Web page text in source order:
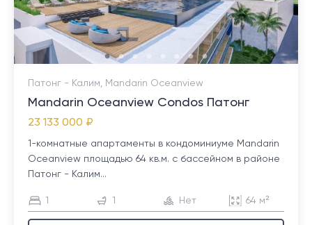
Патонг - Калим, Mandarin Oceanview
Mandarin Oceanview Condos Патонг
23 133 000 ₽
1-комнатные апартаменты в кондоминиуме Mandarin
Oceanview площадью 64 кв.м. с бассейном в районе
Патонг - Калим...
1 1 Нет 64 м²